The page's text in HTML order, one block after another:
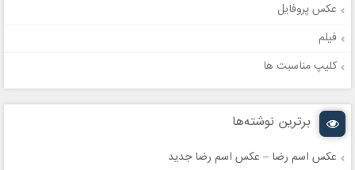
عکس پروفایل
فیلم
کلیپ مناسبت ها
برترین نوشته‌ها
عکس اسم رضا – عکس اسم رضا جدید